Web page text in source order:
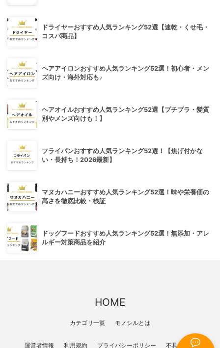
ドライヤーおすすめ人気ランキング52選【速乾・くせ毛・
コスパ商品】
ヘアアイロンおすすめ人気ランキング52選！初心者・メン
ズ向け・海外対応も♪
ヘアオイルおすすめ人気ランキング52選【プチプラ・髪質
別やメンズ向けも！】
フライパンおすすめ人気ランキング52選！【焦げ付かな
い・長持ち！2026最新】
マヌカハニーおすすめ人気ランキング52選！味や栄養価の
高さを徹底比較・検証
ドッグフードおすすめ人気ランキング52選！無添加・アレ
ルギー対策商品を紹介
HOME
カテゴリ一覧 モノシルとは
運営者情報 利用規約 プライバシーポリシー 不具合報告